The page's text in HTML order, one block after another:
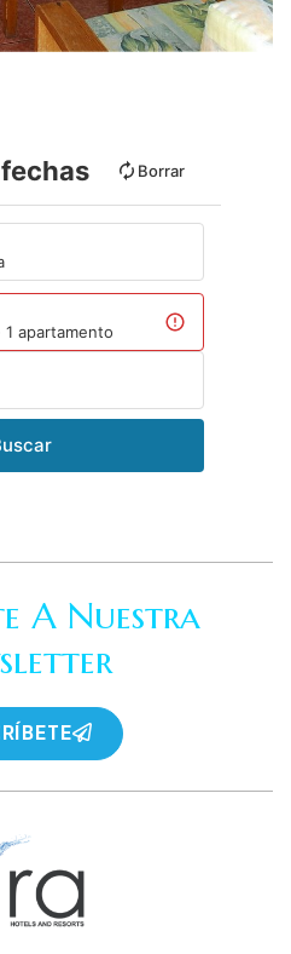
Borrar
1 apartamento
A Nuestra